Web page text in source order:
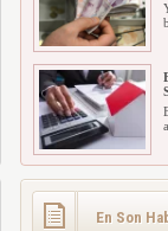
En Son